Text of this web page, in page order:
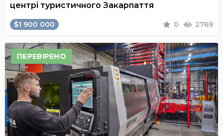
центрі туристичного Закарпаття
$1 900 000 0 2769
ПЕРЕВІРЕНО